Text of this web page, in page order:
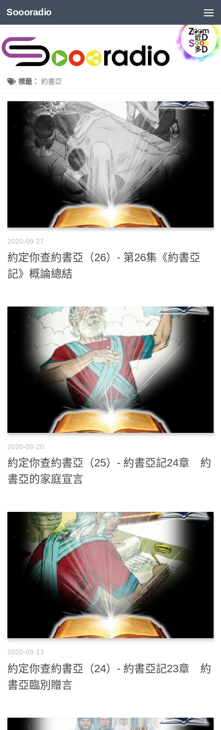
Soooradio
標籤： 約書亞
2020-09-27
約定你查約書亞（26）- 第26集《約書亞
記》概論總結
2020-09-20
約定你查約書亞（25）- 約書亞記24章 約
書亞的家庭宣言
2020-09-13
約定你查約書亞（24）- 約書亞記23章 約
書亞臨別贈言